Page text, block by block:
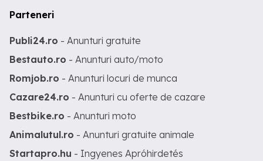
Parteneri
Publi24.ro - Anunturi gratuite
Bestauto.ro - Anunturi auto/moto
Romjob.ro - Anunturi locuri de munca
Cazare24.ro - Anunturi cu oferte de cazare
Bestbike.ro - Anunturi moto
Animalutul.ro - Anunturi gratuite animale
Startapro.hu - Ingyenes Apróhirdetés